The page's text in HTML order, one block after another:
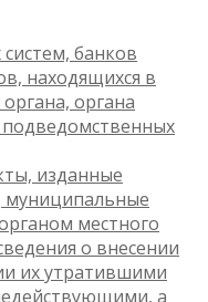
банков
находящихся в
органа
подведомственных
изданные
муниципальные
местного
о внесении
их утратившими
а